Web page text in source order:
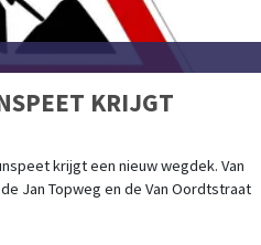
KRIJGT
krijgt een nieuw wegdek. Van
Jan Topweg en de Van Oordtstraat